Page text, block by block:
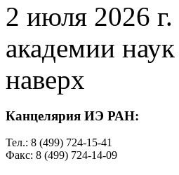
2 июля 2026
академии
наверх
Канцелярия ИЭ РАН:
Тел.: 8 (499) 724-15-41
Факс: 8 (499) 724-14-09